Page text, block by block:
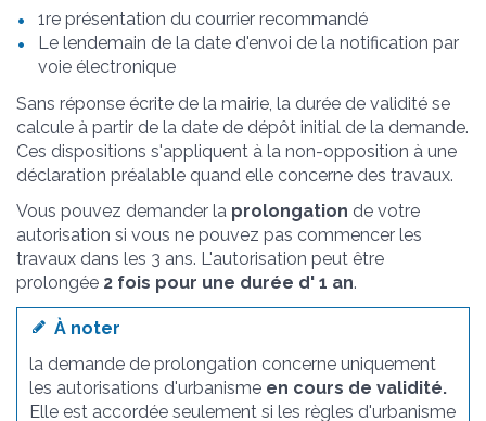
1re présentation du courrier recommandé
Le lendemain de la date d'envoi de la notification par
voie électronique
Sans réponse écrite de la mairie, la durée de validité se
calcule à partir de la date de dépôt initial de la demande.
Ces dispositions s'appliquent à la non-opposition à une
déclaration préalable quand elle concerne des travaux.
Vous pouvez demander la prolongation de votre
autorisation si vous ne pouvez pas commencer les
travaux dans les 3 ans. L'autorisation peut être
prolongée 2 fois pour une durée d' 1 an.
À noter
la demande de prolongation concerne uniquement
les autorisations d'urbanisme en cours de validité.
Elle est accordée seulement si les règles d'urbanisme